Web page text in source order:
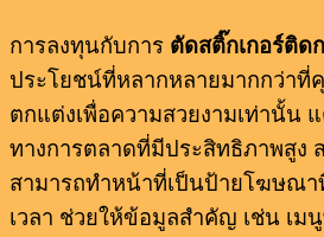
การลงทุนกับการ ตัดสติ๊กเกอร์ติด
ประโยชน์ที่หลากหลายมากกว่า
ตกแต่งเพื่อความสวยงามเท่านั้น
ทางการตลาดที่มีประสิทธิภาพสูง
สามารถทำหน้าที่เป็นป้ายโฆษณา
เวลา ช่วยให้ข้อมูลสำคัญ เช่น เม